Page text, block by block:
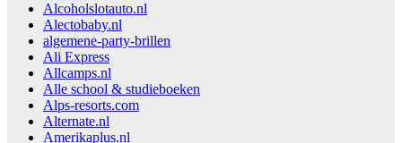
Alcoholslotauto.nl
Alectobaby.nl
algemene-party-brillen
Ali Express
Allcamps.nl
Alle school & studieboeken
Alps-resorts.com
Alternate.nl
Amerikaplus.nl